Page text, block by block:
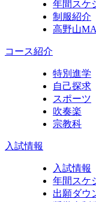
年間スケ
制服紹介
高野山
コース紹介
特別進学
自己探求
スポーツ
吹奏楽
宗教科
入試情報
入試情報
年間スケ
出願ダウ